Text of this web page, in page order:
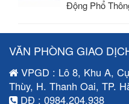
Động Phổ
VĂN PHÒNG GIAO
VPGD : Lô 8, Khu A,
Thùy, H. Thanh Oai, TP.
DĐ : 0984.204.938